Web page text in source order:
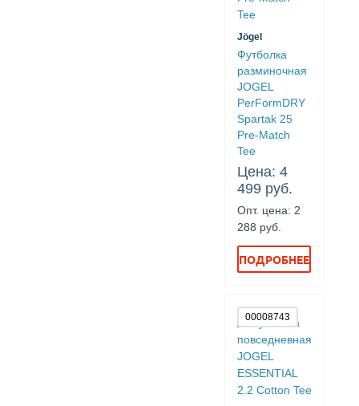
Jögel
Футболка
разминочная
JOGEL
PerFormDRY
Spartak 25
Pre-Match
Tee
Цена: 4
499 руб.
Опт. цена: 2
288 руб.
ПОДРОБНЕЕ
00008743